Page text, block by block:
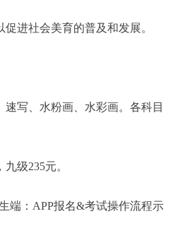
进社会美育的普及和发展。
写、水粉画、水彩画。各科目
级235元。
端：APP报名&考试操作流程示